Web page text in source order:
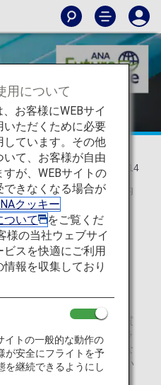
2021/09/14
プ国内線に搭載される機内
可能な保冷剤を導入しま
イアイス撤廃
供するお食事や飲み物の品質
を使用してきました。ドラ
く、使い捨てで運用が簡単な
コストがかさんでしまうとい
78.5℃と非常に低温なため、
用について
お客様にWEBサイ
いただくために必要
しています。その他
て、お客様が自由
が、WEBサイトの
きなくなる場合が
クッキー
ついて
をご覧くだ
様の当社ウェブサイ
ビスを快適にご利用
報を収集しており
イトの一般的な動作の
が安全にフライトを予
を継続できるようにし